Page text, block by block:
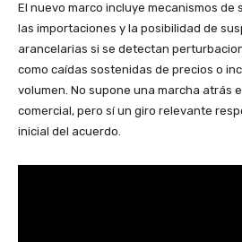
El nuevo marco incluye mecanismos de
las importaciones y la posibilidad de
arancelarias si se detectan
como caídas sostenidas de precios o
volumen. No supone una marcha atrás
comercial, pero sí un giro relevante
inicial del acuerdo.